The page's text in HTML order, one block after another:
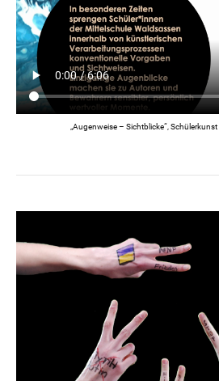
„Augenweise – Sichtblicke“,